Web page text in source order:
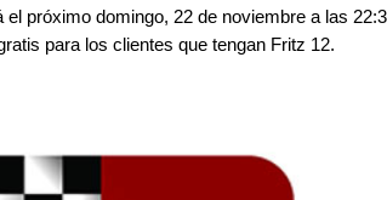
próximo domingo, 22 de noviembre a las
para los clientes que tengan Fritz 12.